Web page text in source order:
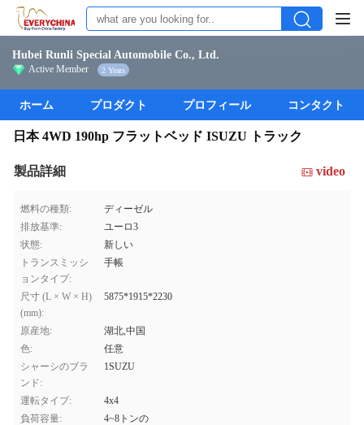
Hubei Runli Special Automobile Co., Ltd.
Active Member 2 Years
ホーム プロダクト プロフィール コンタクト
日本 4WD 190hp フラットベッド ISUZU トラック
製品詳細 video
燃料の種類:
ディーゼル
排放基準:
ユーロ3
状態:
新しい
トランスミッシ
ョンタイプ:
手帳
尺寸 (L × W × H)
(mm):
5875*1915*2230
原産地:
湖北,中国
色:
任意
シャーシのブラ
ンド:
1SUZU
運転タイプ:
4x4
負荷容量:
4~8トンの